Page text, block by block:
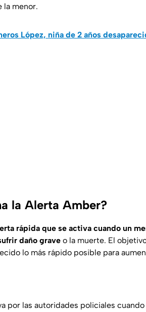
la menor.
López, niña de 2 años
la Alerta Amber?
rápida que se activa cuando un
daño grave o la muerte. El
lo más rápido posible para
por las autoridades policiales